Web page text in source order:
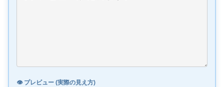
👁️ プレビュー (実際の見え方)